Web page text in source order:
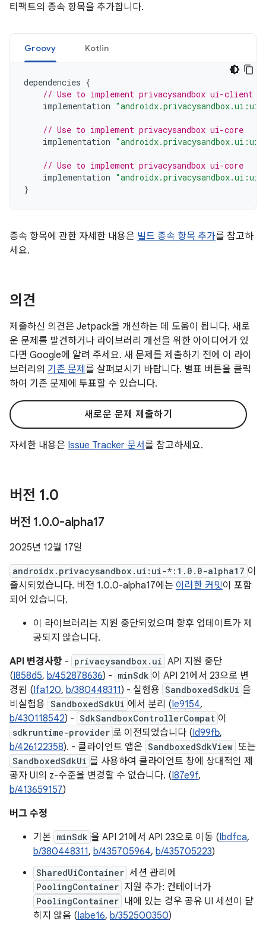
티팩트의 종속 항목을 추가합니다.
Groovy Kotlin
dependencies {
// Use to implement privacysandbox ui-client
implementation
// Use to implement privacysandbox ui-core
implementation
// Use to implement privacysandbox ui-core
implementation
}
종속 항목에 관한 자세한 내용은 빌드 종속 항목 추가를 참고하
세요.
의견
제출하신 의견은 Jetpack을 개선하는 데 도움이 됩니다. 새로
운 문제를 발견하거나 라이브러리 개선을 위한 아이디어가 있
다면 Google에 알려 주세요. 새 문제를 제출하기 전에 이 라이
브러리의 기존 문제 를 살펴보시기 바랍니다. 별표 버튼을 클릭
하여 기존 문제에 투표할 수 있습니다.
새로운 문제 제출하기
자세한 내용은 Issue Tracker 문서를 참고하세요.
버전 1.0
버전 1.0.0-alpha17
2025년 12월 17일
androidx.privacysandbox.ui:ui-*:1.0.0-alpha17 이
출시되었습니다. 버전 1.0.0-alpha17에는 이러한 커밋이 포함
되어 있습니다.
이 라이브러리는 지원 중단되었으며 향후 업데이트가 제
공되지 않습니다.
API 변경사항 - privacysandbox.ui API 지원 중단
(I858d5, b/452878636) - minSdk 이 API 21에서 23으로 변
경됨 (Ifa120, b/380448311) - 실험용 SandboxedSdkUi 을
비실험용 SandboxedSdkUi 에서 분리 (Ie9154,
b/430118542) - SdkSandboxControllerCompat 이
sdkruntime-provider 로 이전되었습니다 (Id99fb,
b/426122358). - 클라이언트 앱은 SandboxedSdkView 또는
SandboxedSdkUi 를 사용하여 클라이언트 창에 상대적인 제
공자 UI의 z-수준을 변경할 수 없습니다. (I87e9f,
b/413659157)
버그 수정
기본 minSdk 을 API 21에서 API 23으로 이동 (Ibdfca,
b/380448311, b/435705964, b/435705223)
SharedUiContainer 세션 관리에
PoolingContainer 지원 추가: 컨테이너가
PoolingContainer 내에 있는 경우 공유 UI 세션이 닫
히지 않음 (Iabe16, b/352500350)